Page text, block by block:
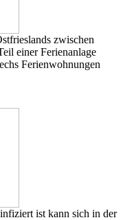
zwischen
einer Ferienanlage
Ferienwohnungen
ist kann sich in der